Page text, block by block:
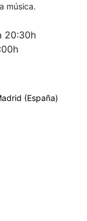
música.
20:30h
(España)